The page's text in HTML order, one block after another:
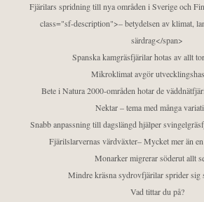
Fjärilars spridning till nya områden i Sverige och
class="sf-description">– betydelsen av klimat,
särdrag</span>
Spanska kamgräsfjärilar hotas av allt
Mikroklimat avgör
Bete i Natura 2000-områden hotar de
Nektar – tema med många
Snabb anpassning till dagslängd hjälper
Fjärilslarvernas värdväxter– Mycket mer än
Monarker migrerar söderut allt
Mindre kräsna sydrovfjärilar sprider sig
Vad tittar du på?